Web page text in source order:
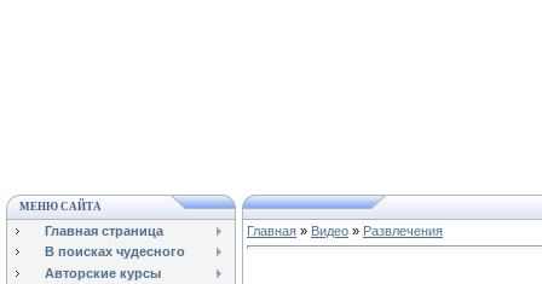
МЕНЮ САЙТА
Главная страница
В поисках чудесного
Авторские курсы
Главная » Видео » Развлечения